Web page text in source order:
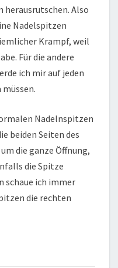
herausrutschen. Also
Nadelspitzen
Krampf, weil
Für die andere
ich mir auf jeden
Nadelnspitzen
beiden Seiten des
die ganze Öffnung,
die Spitze
schaue ich immer
die rechten